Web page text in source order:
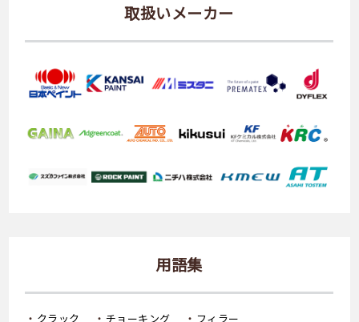
取扱いメーカー
用語集
クラック チョーキング
フィラー